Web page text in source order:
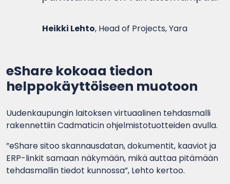
Heikki Lehto, Head of Projects, Yara
eShare kokoaa tiedon
helppokäyttöiseen muotoon
Uudenkaupungin laitoksen virtuaalinen tehdasmalli
rakennettiin Cadmaticin ohjelmistotuotteiden avulla.
”eShare sitoo skannausdatan, dokumentit, kaaviot ja
ERP-linkit samaan näkymään, mikä auttaa pitämään
tehdasmallin tiedot kunnossa”, Lehto kertoo.